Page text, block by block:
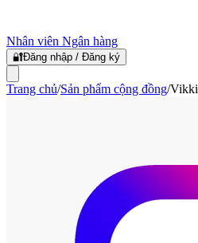
Nhân viên Ngân hàng
🔐Đăng nhập / Đăng ký
Trang chủ/Sản phẩm cộng đồng/Vikki